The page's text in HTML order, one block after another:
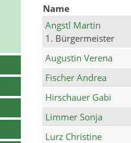
Name
Angstl Martin
1. Bürgermeister
Augustin Verena
Fischer Andrea
Hirschauer Gabi
Limmer Sonja
Lurz Christine